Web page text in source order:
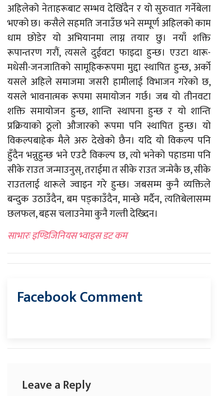
अहिलेको नेताहरूबाट सम्भव देखिँदैन र यो सुरुवात गर्नेबेला
भएको छ। कसैले सहमति जनाउँछ भने सम्पूर्ण अहिलको काम
धाम छोडेर यो अभियानमा लाग्न तयार छु। नयाँ शक्ति
रूपान्तरण गरौं, त्यसले दुईवटा फाइदा हुन्छ। एउटा थारू-
मधेसी-जनजातिको सामूहिकरूपमा मुद्दा स्थापित हुन्छ, अर्को
यसले अहिले समाजमा जसरी हामीलाई विभाजन गरेको छ,
यसले भावनात्मक रूपमा समायोजन गर्छ। जब यो तीनवटा
शक्ति समायोजन हुन्छ, शान्ति स्थापना हुन्छ र यो शान्ति
प्रक्रियाको ठूलो औजारको रूपमा पनि स्थापित हुन्छ। यो
विकल्पबाहेक मैले अरु देखेको छैन। यदि यो विकल्प पनि
हुँदैन भन्नुहुन्छ भने एउटै विकल्प छ, त्यो भनेको पहाडमा पनि
सीके राउत जन्माउनुस्, तराईमा त सीके राउत जन्मेकै छ, सीके
राउतलाई थारूले ज्वाइन गरे हुन्छ। जबसम्म कुनै व्यक्तिले
बन्दुक उठाउँदैन, बम पड्काउँदैन, मान्छे मर्दैन, त्यतिबेलासम्म
छलफल, बहस चलाउनेमा कुनै गल्ती देख्दिन।
साभारः इण्डिजिनियस भ्वाइस डट कम
Facebook Comment
Leave a Reply